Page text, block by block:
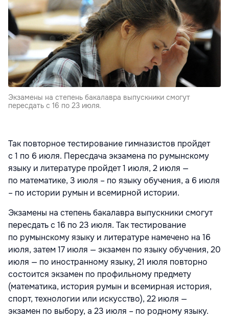
Экзамены на степень бакалавра выпускники смогут
пересдать с 16 по 23 июля.
Так повторное тестирование гимназистов пройдет
с 1 по 6 июля. Пересдача экзамена по румынскому
языку и литературе пройдет 1 июля, 2 июля —
по математике, 3 июля – по языку обучения, а 6 июля
– по истории румын и всемирной истории.
Экзамены на степень бакалавра выпускники смогут
пересдать с 16 по 23 июля. Так тестирование
по румынскому языку и литературе намечено на 16
июля, затем 17 июля — экзамен по языку обучения, 20
июля — по иностранному языку, 21 июля повторно
состоится экзамен по профильному предмету
(математика, история румын и всемирная история,
спорт, технологии или искусство), 22 июля —
экзамен по выбору, а 23 июля – по родному языку.